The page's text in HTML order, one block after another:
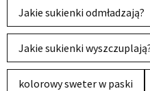
Jakie sukienki odmładzają?
Jakie sukienki
kolorowy sweter w paski